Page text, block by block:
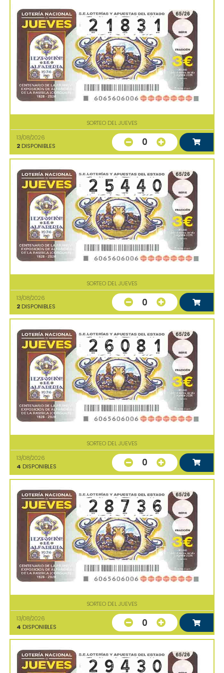
SORTEO DEL JUEVES
13/08/2026
2 DISPONIBLES 0
SORTEO DEL JUEVES
13/08/2026
2 DISPONIBLES 0
SORTEO DEL JUEVES
13/08/2026
4 DISPONIBLES 0
SORTEO DEL JUEVES
13/08/2026
4 DISPONIBLES 0